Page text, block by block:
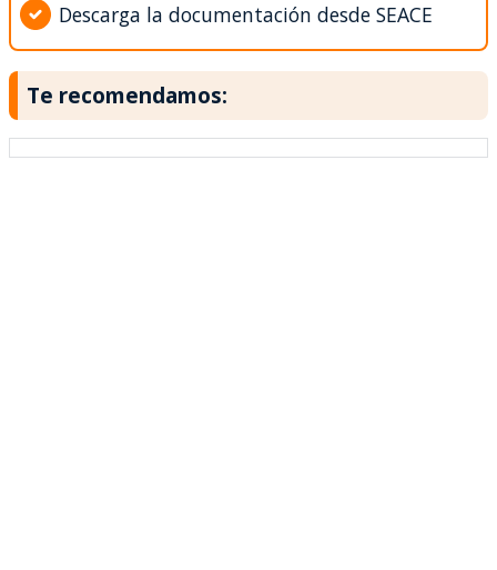
Descarga la documentación desde SEACE
Te recomendamos: